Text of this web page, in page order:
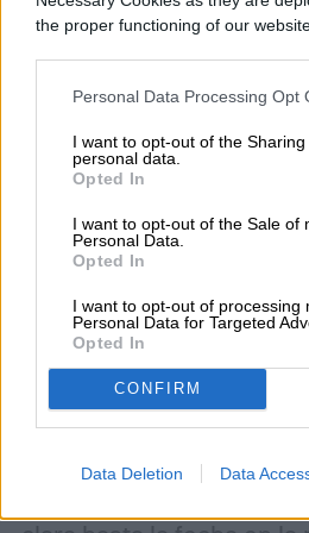
the proper functioning of our
Personal Data Processing Opt
I want to opt-out of the
personal data.
Opted In
I want to opt-out of the Sale of
Personal Data.
Opted In
I want to opt-out of processing
Personal Data for Targeted
Opted In
CONFIRM
Data Deletion Data
Las próximas tabletas
tenemos lo que parece